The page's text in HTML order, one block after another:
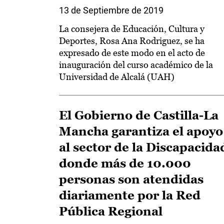
13 de Septiembre de 2019
La consejera de Educación, Cultura y
Deportes, Rosa Ana Rodriguez, se ha
expresado de este modo en el acto de
inauguración del curso académico de la
Universidad de Alcalá (UAH)
El Gobierno de Castilla-La
Mancha garantiza el apoyo
al sector de la
donde más de 10.000
personas son atendidas
diariamente por la Red
Pública Regional